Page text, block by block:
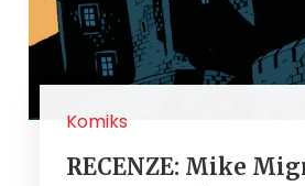
Komiks
RECENZE: Mike